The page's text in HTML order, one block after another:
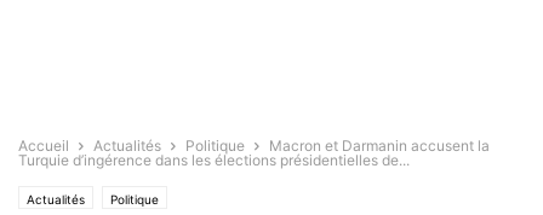
Accueil Actualités Politique
Macron et Darmanin accusent la
Turquie d’ingérence dans les élections présidentielles de...
Actualités Politique